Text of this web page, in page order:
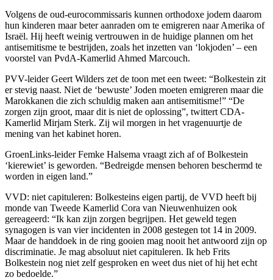
Volgens de oud-eurocommissaris kunnen orthodoxe jodem daarom
hun kinderen maar beter aanraden om te emigreren naar Amerika of
Israël. Hij heeft weinig vertrouwen in de huidige plannen om het
antisemitisme te bestrijden, zoals het inzetten van ‘lokjoden’ – een
voorstel van PvdA-Kamerlid Ahmed Marcouch.
PVV-leider Geert Wilders zet de toon met een tweet: “Bolkestein zit
er stevig naast. Niet de ‘bewuste’ Joden moeten emigreren maar die
Marokkanen die zich schuldig maken aan antisemitisme!” “De
zorgen zijn groot, maar dit is niet de oplossing”, twittert CDA-
Kamerlid Mirjam Sterk. Zij wil morgen in het vragenuurtje de
mening van het kabinet horen.
GroenLinks-leider Femke Halsema vraagt zich af of Bolkestein
‘kierewiet’ is geworden. “Bedreigde mensen behoren beschermd te
worden in eigen land.”
VVD: niet capituleren: Bolkesteins eigen partij, de VVD heeft bij
monde van Tweede Kamerlid Cora van Nieuwenhuizen ook
gereageerd: “Ik kan zijn zorgen begrijpen. Het geweld tegen
synagogen is van vier incidenten in 2008 gestegen tot 14 in 2009.
Maar de handdoek in de ring gooien mag nooit het antwoord zijn op
discriminatie. Je mag absoluut niet capituleren. Ik heb Frits
Bolkestein nog niet zelf gesproken en weet dus niet of hij het echt
zo bedoelde.”